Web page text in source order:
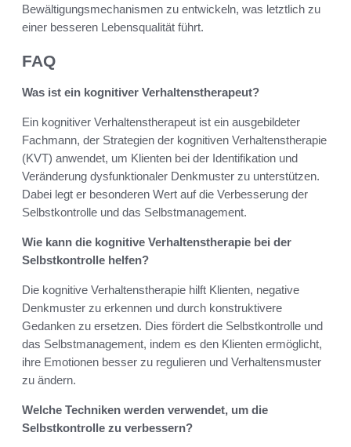
Bewältigungsmechanismen zu entwickeln, was letztlich zu
einer besseren Lebensqualität führt.
FAQ
Was ist ein kognitiver Verhaltenstherapeut?
Ein kognitiver Verhaltenstherapeut ist ein ausgebildeter
Fachmann, der Strategien der kognitiven Verhaltenstherapie
(KVT) anwendet, um Klienten bei der Identifikation und
Veränderung dysfunktionaler Denkmuster zu unterstützen.
Dabei legt er besonderen Wert auf die Verbesserung der
Selbstkontrolle und das Selbstmanagement.
Wie kann die kognitive Verhaltenstherapie bei der
Selbstkontrolle helfen?
Die kognitive Verhaltenstherapie hilft Klienten, negative
Denkmuster zu erkennen und durch konstruktivere
Gedanken zu ersetzen. Dies fördert die Selbstkontrolle und
das Selbstmanagement, indem es den Klienten ermöglicht,
ihre Emotionen besser zu regulieren und Verhaltensmuster
zu ändern.
Welche Techniken werden verwendet, um die
Selbstkontrolle zu verbessern?